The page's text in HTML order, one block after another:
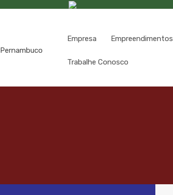
Empresa Empreendimentos
Trabalhe Conosco